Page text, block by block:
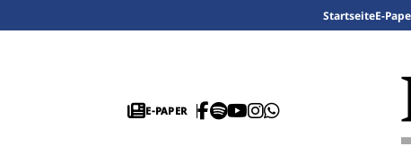
StartseiteE-
E-PAPER